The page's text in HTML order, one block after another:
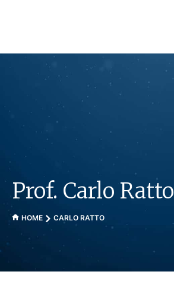
Prof. Carlo Ratto
HOME CARLO RATTO